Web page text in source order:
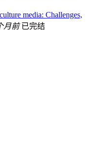
media: Challenges,
月前 已完结